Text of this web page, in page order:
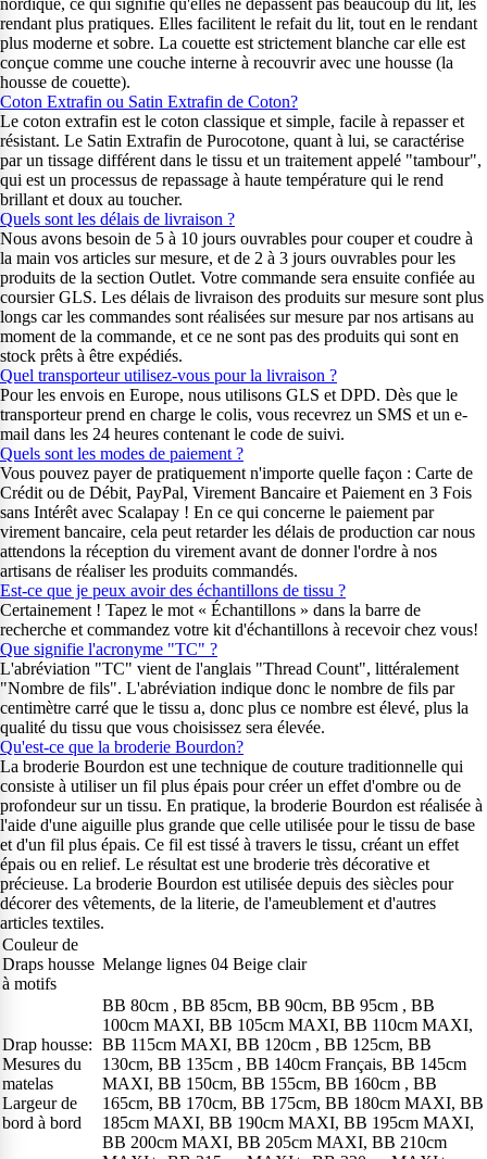
rendant plus pratiques. Elles facilitent le refait du lit, tout en le rendant
plus moderne et sobre. La couette est strictement blanche car elle est
conçue comme une couche interne à recouvrir avec une housse (la
housse de couette).
Coton Extrafin ou Satin Extrafin de Coton?
Le coton extrafin est le coton classique et simple, facile à repasser et
résistant. Le Satin Extrafin de Purocotone, quant à lui, se caractérise
par un tissage différent dans le tissu et un traitement appelé "tambour",
qui est un processus de repassage à haute température qui le rend
brillant et doux au toucher.
Quels sont les délais de livraison ?
Nous avons besoin de 5 à 10 jours ouvrables pour couper et coudre à
la main vos articles sur mesure, et de 2 à 3 jours ouvrables pour les
produits de la section Outlet. Votre commande sera ensuite confiée au
coursier GLS. Les délais de livraison des produits sur mesure sont plus
longs car les commandes sont réalisées sur mesure par nos artisans au
moment de la commande, et ce ne sont pas des produits qui sont en
stock prêts à être expédiés.
Quel transporteur utilisez-vous pour la livraison ?
Pour les envois en Europe, nous utilisons GLS et DPD. Dès que le
transporteur prend en charge le colis, vous recevrez un SMS et un e-
mail dans les 24 heures contenant le code de suivi.
Quels sont les modes de paiement ?
Vous pouvez payer de pratiquement n'importe quelle façon : Carte de
Crédit ou de Débit, PayPal, Virement Bancaire et Paiement en 3 Fois
sans Intérêt avec Scalapay ! En ce qui concerne le paiement par
virement bancaire, cela peut retarder les délais de production car nous
attendons la réception du virement avant de donner l'ordre à nos
artisans de réaliser les produits commandés.
Est-ce que je peux avoir des échantillons de tissu ?
Certainement ! Tapez le mot « Échantillons » dans la barre de
recherche et commandez votre kit d'échantillons à recevoir chez vous!
Que signifie l'acronyme "TC" ?
L'abréviation "TC" vient de l'anglais "Thread Count", littéralement
"Nombre de fils". L'abréviation indique donc le nombre de fils par
centimètre carré que le tissu a, donc plus ce nombre est élevé, plus la
qualité du tissu que vous choisissez sera élevée.
Qu'est-ce que la broderie Bourdon?
La broderie Bourdon est une technique de couture traditionnelle qui
consiste à utiliser un fil plus épais pour créer un effet d'ombre ou de
profondeur sur un tissu. En pratique, la broderie Bourdon est réalisée à
l'aide d'une aiguille plus grande que celle utilisée pour le tissu de base
et d'un fil plus épais. Ce fil est tissé à travers le tissu, créant un effet
épais ou en relief. Le résultat est une broderie très décorative et
précieuse. La broderie Bourdon est utilisée depuis des siècles pour
décorer des vêtements, de la literie, de l'ameublement et d'autres
articles textiles.
Couleur de
Draps housse
à motifs
Melange lignes 04 Beige clair
Drap housse:
Mesures du
matelas
Largeur de
bord à bord
BB 80cm , BB 85cm, BB 90cm, BB 95cm , BB
100cm MAXI, BB 105cm MAXI, BB 110cm MAXI,
BB 115cm MAXI, BB 120cm , BB 125cm, BB
130cm, BB 135cm , BB 140cm Français, BB 145cm
MAXI, BB 150cm, BB 155cm, BB 160cm , BB
165cm, BB 170cm, BB 175cm, BB 180cm MAXI, BB
185cm MAXI, BB 190cm MAXI, BB 195cm MAXI,
BB 200cm MAXI, BB 205cm MAXI, BB 210cm